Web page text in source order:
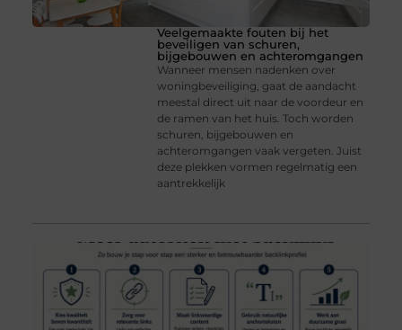
Veelgemaakte fouten bij het
beveiligen van schuren,
bijgebouwen en achteromgangen
Wanneer mensen nadenken over
woningbeveiliging, gaat de aandacht
meestal direct uit naar de voordeur en
de ramen van het huis. Toch worden
schuren, bijgebouwen en
achteromgangen vaak vergeten. Juist
deze plekken vormen regelmatig een
aantrekkelijk